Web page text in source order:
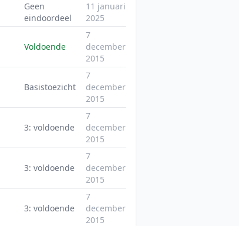
Geen
eindoordeel
11 januari
2025
Voldoende
7
december
2015
Basistoezicht
7
december
2015
3: voldoende
7
december
2015
3: voldoende
7
december
2015
3: voldoende
7
december
2015